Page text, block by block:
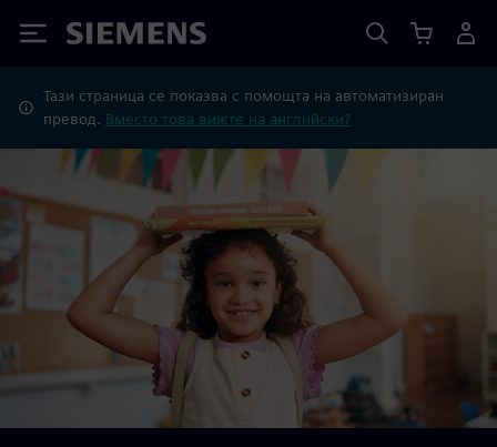
Siemens
Тази страница се показва с помощта на автоматизиран
превод. Вместо това вижте на английски?